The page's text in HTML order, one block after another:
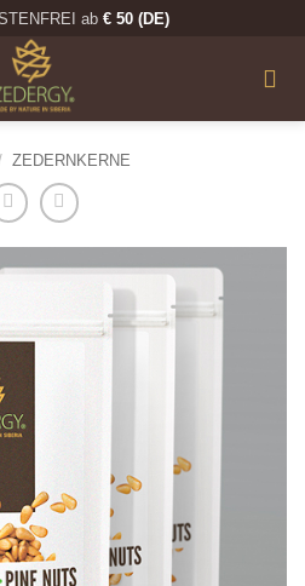
ab € 50 (DE)
ZEDERNKERNE